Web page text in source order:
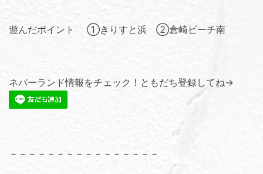
遊んだポイント ①きりすと浜 ②倉崎ビーチ南
ネバーランド情報をチェック！ともだち登録してね→
－－－－－－－－－－－－－－－－